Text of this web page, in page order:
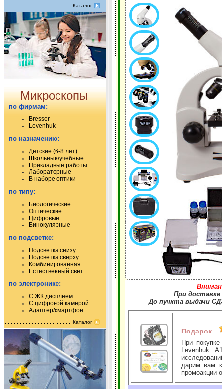
Каталог
Микроскопы
по фирмам:
Bresser
Levenhuk
по назначению:
Детские (6-8 лет)
Школьные/учебные
Прикладные работы
Лабораторные
В наборе оптики
по типу:
Биологические
Оптические
Цифровые
Бинокулярные
по подсветке:
Подсветка снизу
Подсветка сверху
Комбинированная
Естественный свет
по электронике:
С ЖК дисплеем
С цифровой камерой
Адаптер/смартфон
Каталог
При доставке
До пункта выдачи
Подарок
При
Levenhuk
дарим вам
промоакции